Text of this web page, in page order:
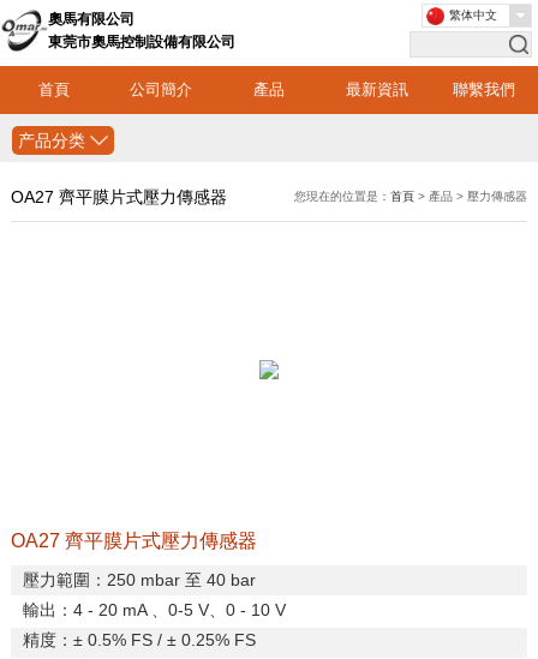
奧馬有限公司
東莞市奧馬控制設備有限公司
首頁 公司簡介 產品 最新資訊 聯繫我們
繁体中文
产品分类
OA27 齊平膜片式壓力傳感器 您現在的位置是：首頁 > 產品 > 壓力傳感器
OA27 齊平膜片式壓力傳感器
壓力範圍： 250 mbar 至 40 bar
輸出： 4 - 20 mA、 0-5 V、 0 - 10 V
精度：±0.5% FS / ±0.25% FS